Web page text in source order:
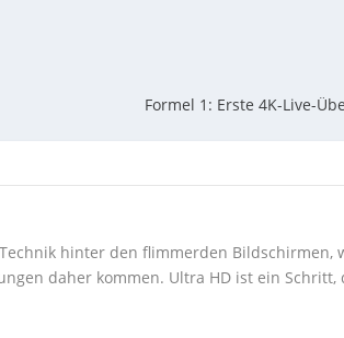
Formel 1: Erste 4K-Live-
hinter den flimmerden Bildschirmen,
daher kommen. Ultra HD ist ein Schritt,